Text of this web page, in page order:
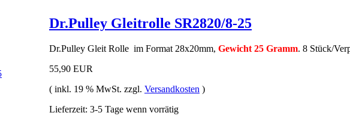
Dr.Pulley Gleitrolle SR2820/8-25
Dr.Pulley Gleit Rolle im Format 28x20mm, Gewicht 25 Gramm. 8 Stück/
55,90 EUR
( inkl. 19 % MwSt. zzgl. Versandkosten )
Lieferzeit: 3-5 Tage wenn vorrätig